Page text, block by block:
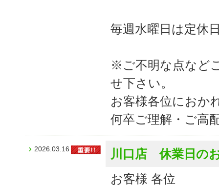
毎週水曜日は定休
※ご不明な点など
せ下さい。
お客様各位におか
何卒ご理解・ご高
2026.03.16
川口店 休業日の
お客様 各位